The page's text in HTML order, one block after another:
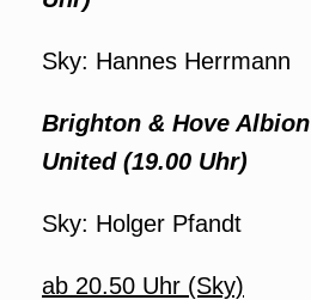
Sky: Hannes Herrmann
Brighton & Hove Albion
United (19.00 Uhr)
Sky: Holger Pfandt
ab 20.50 Uhr (Sky)